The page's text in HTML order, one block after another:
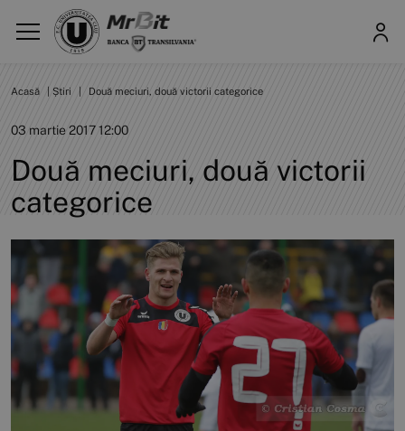
Acasă Știri Două meciuri, două victorii categorice
03 martie 2017 12:00
Două meciuri, două victorii
categorice